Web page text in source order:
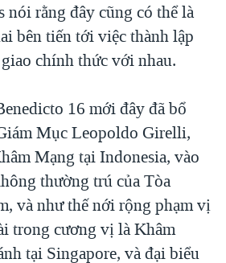
KIM TẠI VIỆT NAM
CHÍNH PHỦ VIỆT NAM
SÓNG TRỘM HẢI SÂM
nói rằng đây cũng có thể là
bên tiến tới việc thành lập
chính thức với nhau.
16 mới đây đã bổ
Mục Leopoldo Girelli,
Mạng tại Indonesia, vào
thường trú của Tòa
và như thế nới rộng phạm vị
trong cương vị là Khâm
tại Singapore, và đại biểu